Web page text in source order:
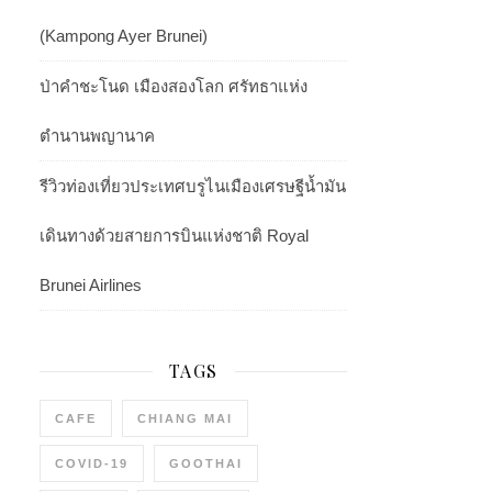
(Kampong Ayer Brunei)
ป่าคำชะโนด เมืองสองโลก ศรัทธาแห่ง
ตำนานพญานาค
รีวิวท่องเที่ยวประเทศบรูไนเมืองเศรษฐีน้ำมัน
เดินทางด้วยสายการบินแห่งชาติ Royal
Brunei Airlines
TAGS
CAFE CHIANG MAI
COVID-19 GOOTHAI